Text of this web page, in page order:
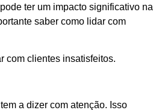
ter um impacto significativo na
saber como lidar com
com clientes insatisfeitos.
a dizer com atenção. Isso